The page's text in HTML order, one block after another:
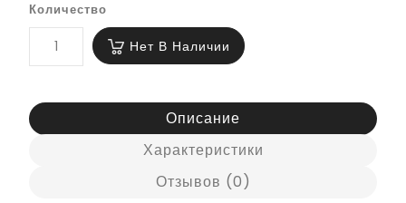
Количество
Нет В Наличии
Описание
Характеристики
Отзывов (0)